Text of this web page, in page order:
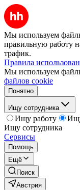
Мы используем
правильную работу
трафик.
Правила
Мы используем
файлов cookie
Понятно
Ищу сотрудника
Ищу работу
Ищу сотрудника
Сервисы
Помощь
Ещё
Поиск
Австрия